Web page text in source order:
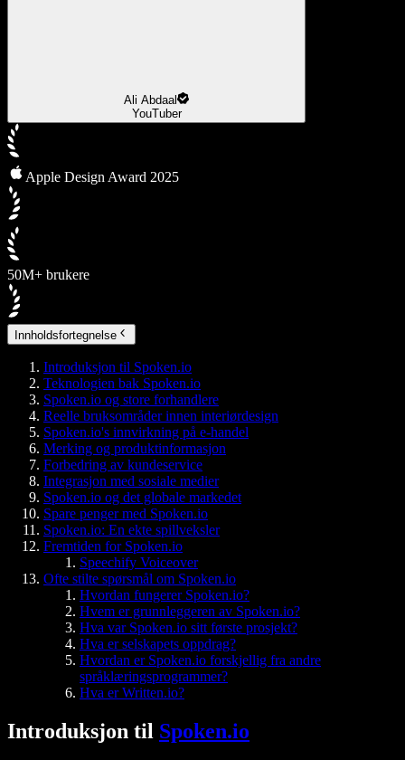
Ali Abdaal
YouTuber
Apple Design Award 2025
50M+ brukere
Innholdsfortegnelse
Introduksjon til Spoken.io
Teknologien bak Spoken.io
Spoken.io og store forhandlere
Reelle bruksområder innen interiørdesign
Spoken.io's innvirkning på e-handel
Merking og produktinformasjon
Forbedring av kundeservice
Integrasjon med sosiale medier
Spoken.io og det globale markedet
Spare penger med Spoken.io
Spoken.io: En ekte spillveksler
Fremtiden for Spoken.io
Speechify Voiceover
Ofte stilte spørsmål om Spoken.io
Hvordan fungerer Spoken.io?
Hvem er grunnleggeren av Spoken.io?
Hva var Spoken.io sitt første prosjekt?
Hva er selskapets oppdrag?
Hvordan er Spoken.io forskjellig fra andre
språklæringsprogrammer?
Hva er Written.io?
Introduksjon til Spoken.io